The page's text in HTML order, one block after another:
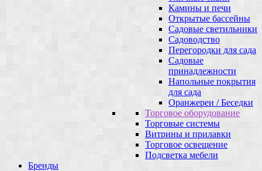
Камины и печи
Открытые бассейны
Садовые светильники
Садоводство
Перегородки для сада
Садовые
принадлежности
Напольные покрытия
для сада
Оранжереи / Беседки
Торговое оборудование
Торговые системы
Витрины и прилавки
Торговое освещение
Подсветка мебели
Бренды